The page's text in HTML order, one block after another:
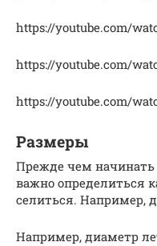
https://youtube.com/
https://youtube.com/
https://youtube.com/
Размеры
Прежде чем начинать
важно определиться
селиться. Например,
Например, диаметр